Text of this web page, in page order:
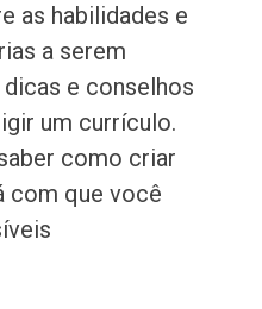
as habilidades e
a serem
e conselhos
um currículo.
como criar
com que você